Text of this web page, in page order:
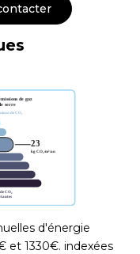
d'énergie
et 1330€. indexées